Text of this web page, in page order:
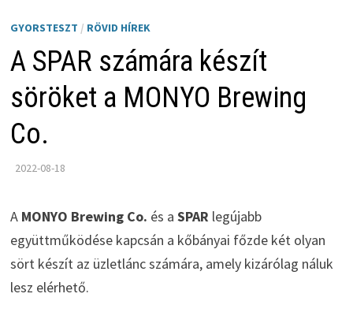
GYORSTESZT / RÖVID HÍREK
A SPAR számára készít
söröket a MONYO Brewing
Co.
2022-08-18
A MONYO Brewing Co. és a SPAR legújabb
együttműködése kapcsán a kőbányai főzde két olyan
sört készít az üzletlánc számára, amely kizárólag náluk
lesz elérhető.